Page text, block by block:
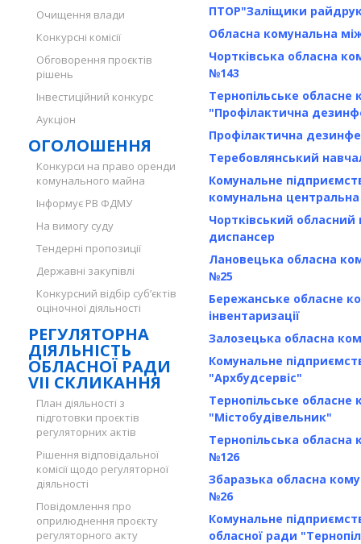
Очищення влади
Конкурсні комісії
Обговорення проєктів
рішень
Інвестиційний конкурс
Аукціон
ОГОЛОШЕННЯ
Конкурси на право оренди
комунального майна
Інформує РВ ФДМУ
На вимогу суду
Тендерні пропозиції
Державні закупівлі
Конкурсний відбір суб’єктів
оціночної діяльності
РЕГУЛЯТОРНА
ДІЯЛЬНІСТЬ
ОБЛАСНОЇ РАДИ
VII СКЛИКАННЯ
План діяльності з
підготовки проєктів
регуляторних актів
Рішення відповідальної
комісії щодо регуляторної
діяльності
Повідомлення про
оприлюднення проєкту
регуляторного акту
ПТОР"Заліщики
Обласна комунальна
Чортківська обласна
№143
Тернопільське
"Профілактична
Профілактична
Теребовлянський
Комунальне
комунальна
Чортківський
диспансер
Лановецька обласна
№25
Бережанське обласне
інвентаризації
Залозецька обласна
Комунальне
"Архбудсервіс"
Тернопільське
"Містобудівельник"
Тернопільська обласна
№126
Збаразька обласна
№26
Комунальне
обласної ради